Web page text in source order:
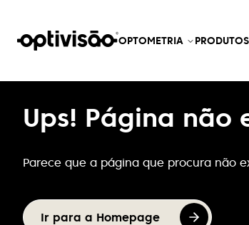
OPTOMETRIA PRODUTOS
Ups! Página não
Parece que a página que procura não
Ir para a Homepage